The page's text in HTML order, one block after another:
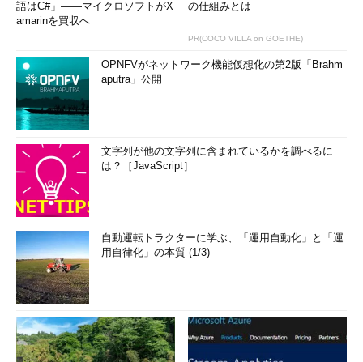
語はC#」――マイクロソフトがX
amarinを買収へ
の仕組みとは
PR(COCO VILLA on GOETHE)
OPNFVがネットワーク機能仮想化の第2版「Brahm
aputra」公開
文字列が他の文字列に含まれているかを調べるに
は？［JavaScript］
自動運転トラクターに学ぶ、「運用自動化」と「運
用自律化」の本質 (1/3)